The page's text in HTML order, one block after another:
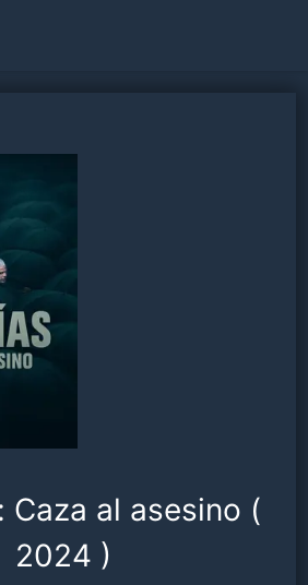
Caza al asesino (
2024 )